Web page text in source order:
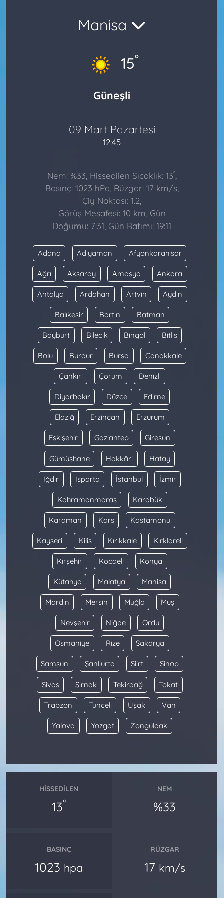
Manisa
15°
Güneşli
09 Mart Pazartesi
12:45
Nem: %33, Hissedilen Sıcaklık: 13°,
Basınç: 1023 hPa, Rüzgar: 17 km/s,
Çiy Noktası: 1.2,
Görüş Mesafesi: 10 km, Gün
Doğumu: 7:31, Gün Batımı: 19:11
Adana Adıyaman Afyonkarahisar
Ağrı Aksaray Amasya Ankara
Antalya Ardahan Artvin Aydın
Balıkesir Bartın Batman
Bayburt Bilecik Bingöl Bitlis
Bolu Burdur Bursa Çanakkale
Çankırı Çorum Denizli
Diyarbakır Düzce Edirne
Elazığ Erzincan Erzurum
Eskişehir Gaziantep Giresun
Gümüşhane Hakkâri Hatay
Iğdır Isparta İstanbul İzmir
Kahramanmaraş Karabük
Karaman Kars Kastamonu
Kayseri Kilis Kırıkkale Kırklareli
Kırşehir Kocaeli Konya
Kütahya Malatya Manisa
Mardin Mersin Muğla Muş
Nevşehir Niğde Ordu
Osmaniye Rize Sakarya
Samsun Şanlıurfa Siirt Sinop
Sivas Şırnak Tekirdağ Tokat
Trabzon Tunceli Uşak Van
Yalova Yozgat Zonguldak
HISSEDILEN
13°
NEM
%33
BASINÇ
1023 hpa
RÜZGAR
17 km/s